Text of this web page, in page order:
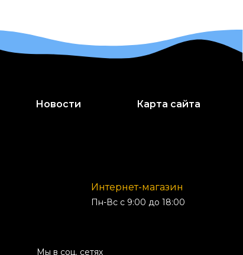
Новости Карта сайта
Интернет-магазин
Пн-Вс с 9:00 до 18:00
Мы в соц. сетях